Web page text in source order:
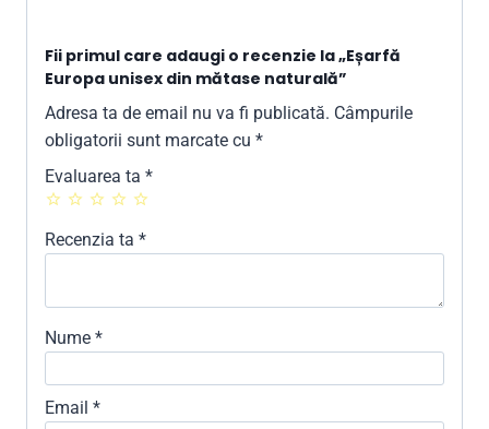
Fii primul care adaugi o recenzie la „Eșarfă
Europa unisex din mătase naturală”
Adresa ta de email nu va fi publicată. Câmpurile
obligatorii sunt marcate cu *
Evaluarea ta *
Recenzia ta *
Nume *
Email *